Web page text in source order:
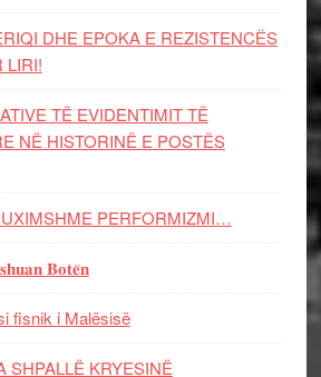
DHE EPOKA E REZISTENCЁS
LIRI!
TË EVIDENTIMIT TË
NË HISTORINË E POSTËS
PERFORMIZMI…
𝐁𝐨𝐭𝐞̈𝐧
fisnik i Malësisë
SHPALLË KRYESINË